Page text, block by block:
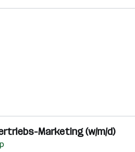
Marketing (w/m/d)